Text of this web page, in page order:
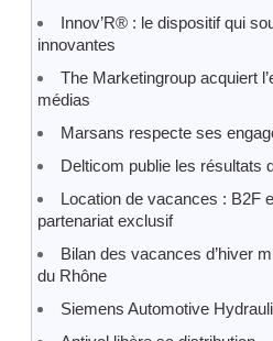
Innov’R® : le dispositif qui
innovantes
The Marketingroup acquiert
médias
Marsans respecte ses
Delticom publie les résultats
Location de vacances : B2F
partenariat exclusif
Bilan des vacances d’hiver
du Rhône
Siemens Automotive